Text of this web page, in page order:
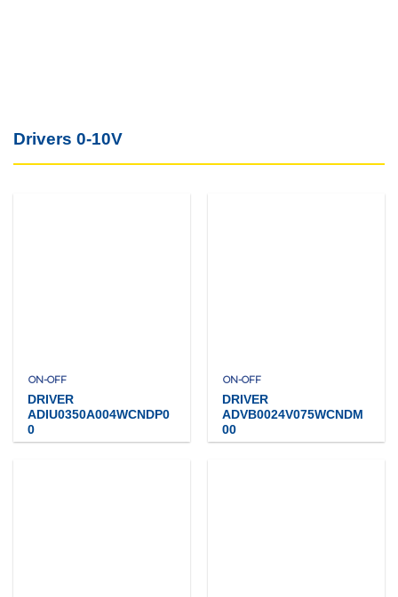
Drivers 0-10V
ON-OFF
DRIVER
ADIU0350A004WCNDP0
0
ON-OFF
DRIVER
ADVB0024V075WCNDM
00